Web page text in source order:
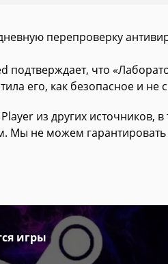
перепроверку
подтверждает, что
его, как безопасное и не
из других источников,
Мы не можем гарантировать
игры